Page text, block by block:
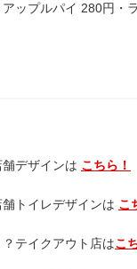
ップルパイ 280円・
デザインは こちら！
舗トイレデザインは こ
？テイクアウト店はこ